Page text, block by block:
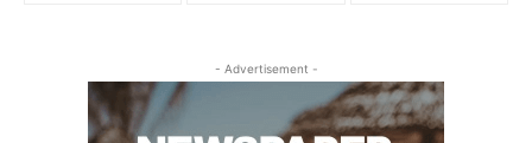
- Advertisement -